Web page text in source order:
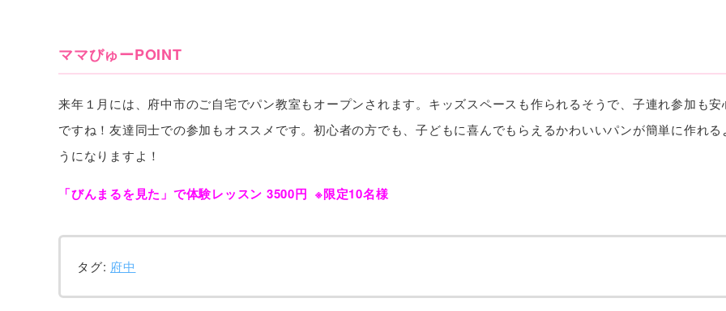
ママびゅーPOINT
来年１月には、府中市のご自宅でパン教室もオープンされます。キッズスペースも作られるそうで、子連れ参加も安
ですね！友達同士での参加もオススメです。初心者の方でも、子どもに喜んでもらえるかわいいパンが簡単に作れる
うになりますよ！
「びんまるを見た」で体験レッスン 3500円 ※限定10名様
タグ: 府中